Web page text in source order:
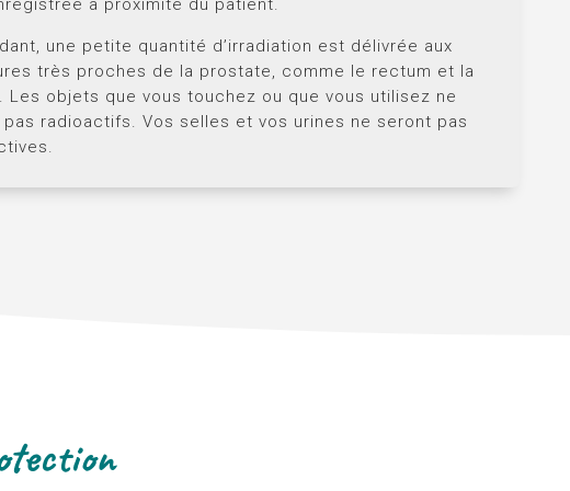
à proximité du patient.
une petite quantité d’irradiation est délivrée aux
très proches de la prostate, comme le rectum et la
Les objets que vous touchez ou que vous utilisez ne
pas radioactifs. Vos selles et vos urines ne seront pas